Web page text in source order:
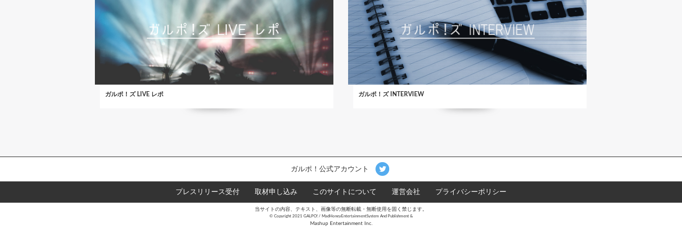
ガルポ！ズ LIVE レポ ガルポ！ズ INTERVIEW
ガルポ！公式アカウント
プレスリリース受付 取材申し込み このサイトについて 運営会社 プライバシーポリシー
当サイトの内容、テキスト、画像等の無断転載・無断使用を固く禁じます。
©︎ Copyright 2021 GALPO! / MadHoneyEntertainmentSystem And Publishment &
Mashup Entertainment Inc.